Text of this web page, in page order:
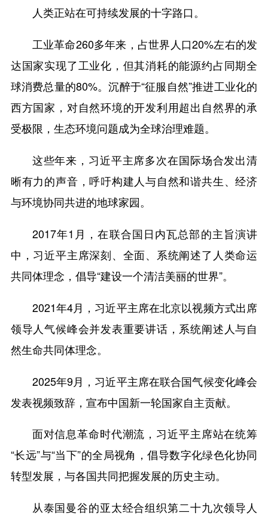
人类正站在可持续发展的十字路口。
工业革命260多年来，占世界人口20%左右的发
达国家实现了工业化，但其消耗的能源约占同期全
球消费总量的80%。沉醉于“征服自然”推进工业化的
西方国家，对自然环境的开发利用超出自然界的承
受极限，生态环境问题成为全球治理难题。
这些年来，习近平主席多次在国际场合发出清
晰有力的声音，呼吁构建人与自然和谐共生、经济
与环境协同共进的地球家园。
2017年1月，在联合国日内瓦总部的主旨演讲
中，习近平主席深刻、全面、系统阐述了人类命运
共同体理念，倡导“建设一个清洁美丽的世界”。
2021年4月，习近平主席在北京以视频方式出席
领导人气候峰会并发表重要讲话，系统阐述人与自
然生命共同体理念。
2025年9月，习近平主席在联合国气候变化峰会
发表视频致辞，宣布中国新一轮国家自主贡献。
面对信息革命时代潮流，习近平主席站在统筹
“长远”与“当下”的全局视角，倡导数字化绿色化协同
转型发展，与各国共同把握发展的历史主动。
从泰国曼谷的亚太经合组织第二十九次领导人